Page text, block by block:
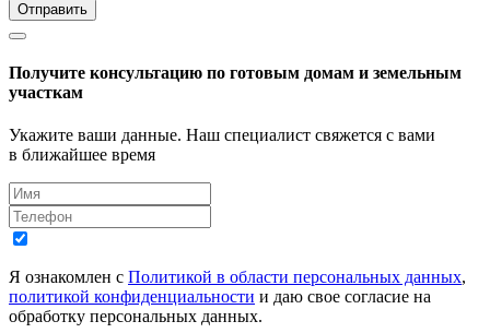
Отправить
Получите консультацию по готовым домам и земельным
участкам
Укажите ваши данные. Наш специалист свяжется с вами
в ближайшее время
Я ознакомлен с Политикой в области персональных данных,
политикой конфиденциальности и даю свое согласие на
обработку персональных данных.